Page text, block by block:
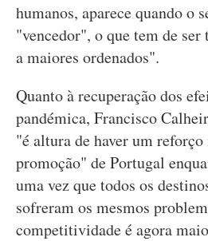
humanos, aparece quando o
"vencedor", o que tem de
a maiores ordenados".
Quanto à recuperação dos
pandémica, Francisco
"é altura de haver um
promoção" de Portugal
uma vez que todos os
sofreram os mesmos
competitividade é agora